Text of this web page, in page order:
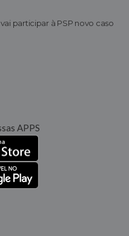
vai participar à PSP novo caso
APPS